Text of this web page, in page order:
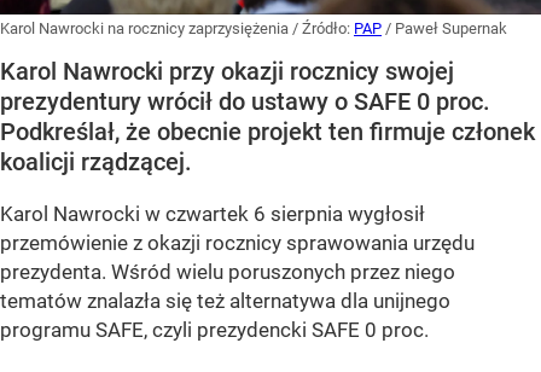
Karol Nawrocki na rocznicy zaprzysiężenia / Źródło: PAP / Paweł Supernak
Karol Nawrocki przy okazji rocznicy swojej
prezydentury wrócił do ustawy o SAFE 0 proc.
Podkreślał, że obecnie projekt ten firmuje członek
koalicji rządzącej.
Karol Nawrocki w czwartek 6 sierpnia wygłosił
przemówienie z okazji rocznicy sprawowania urzędu
prezydenta. Wśród wielu poruszonych przez niego
tematów znalazła się też alternatywa dla unijnego
programu SAFE, czyli prezydencki SAFE 0 proc.